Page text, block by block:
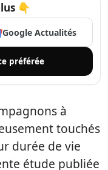
👇
Google Actualités
préférée
à
touchés
durée de vie
étude publiée